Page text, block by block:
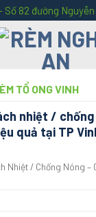
Số 82 đường
TỔ ONG VINH
nhiệt / chống
quả tại TP
Nhiệt / Chống Nóng –